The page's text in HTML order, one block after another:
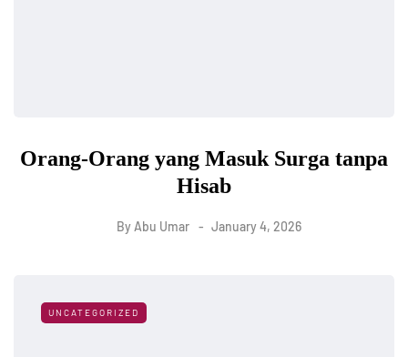
Orang-Orang yang Masuk Surga tanpa
Hisab
By Abu Umar January 4, 2026
UNCATEGORIZED